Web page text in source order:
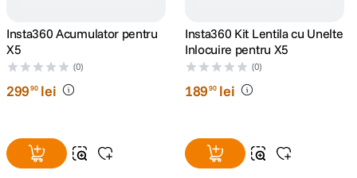
9. card memorie
10 . nou
Insta360 Acumulator pentru
X5
(0)
29990 lei
Insta360 Kit Lentila cu Unelte
Inlocuire pentru X5
(0)
18990 lei